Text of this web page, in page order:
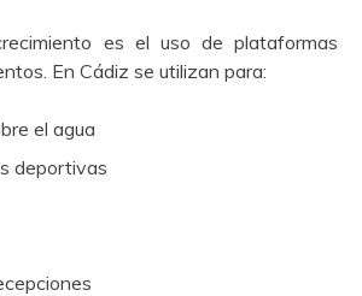
es el uso de plataformas
En Cádiz se utilizan para:
el agua
deportivas